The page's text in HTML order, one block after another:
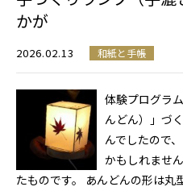
かが
2026.02.13 和紙と手帳
体験プログラ
んどん）」づ
んでしたので
かもしれませ
たものです。 あんどんの形は丸